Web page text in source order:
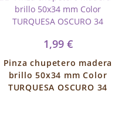
1,99 €
Pinza chupetero madera
brillo 50x34 mm Color
TURQUESA OSCURO 34